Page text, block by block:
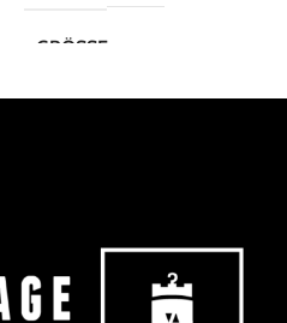
GRÖSSE